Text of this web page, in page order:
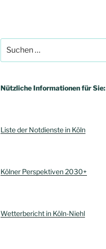
nach:
Nützliche Informationen für Sie:
Liste der Notdienste in Köln
Kölner Perspektiven 2030+
Wetterbericht in Köln-Niehl